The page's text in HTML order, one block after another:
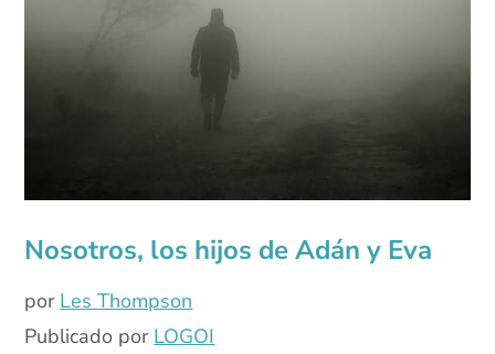
Nosotros, los hijos de Adán y Eva
por Les Thompson
Publicado por LOGOI